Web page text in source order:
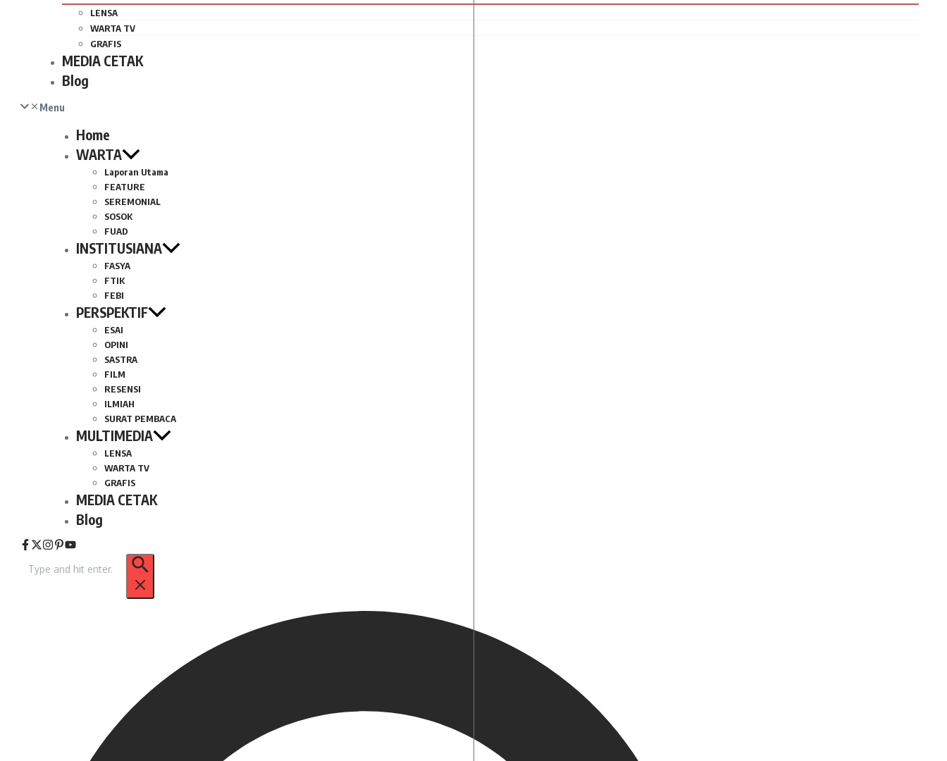
LENSA
WARTA TV
GRAFIS
MEDIA CETAK
Blog
Menu
Home
WARTA
Laporan Utama
FEATURE
SEREMONIAL
SOSOK
FUAD
INSTITUSIANA
FASYA
FTIK
FEBI
PERSPEKTIF
ESAI
OPINI
SASTRA
FILM
RESENSI
ILMIAH
SURAT PEMBACA
MULTIMEDIA
LENSA
WARTA TV
GRAFIS
MEDIA CETAK
Blog
untuk: